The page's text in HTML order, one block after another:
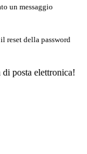
un messaggio
reset della password
posta elettronica!